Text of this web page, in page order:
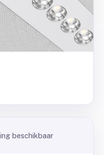
beschikbaar